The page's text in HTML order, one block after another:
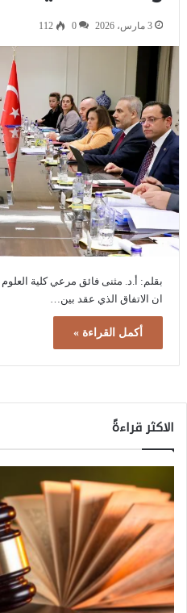
3 مارس، 2026 0
112
بقلم: أ.د. مثنى فائق مرعي كلية
ان الاتفاق الذي عقد بين…
أكمل القراءة »
الاكثر قراءةً